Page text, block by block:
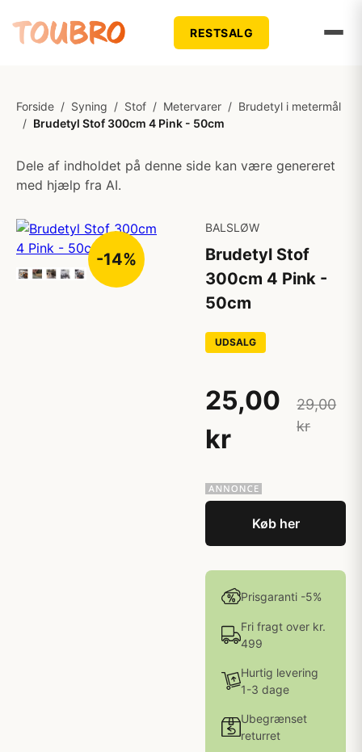
RESTSALG
Forside / Syning / Stof / Metervarer / Brudetyl i metermål
/ Brudetyl Stof 300cm 4 Pink - 50cm
Dele af indholdet på denne side kan være genereret
med hjælp fra AI.
-14%
BALSLØW
Brudetyl Stof
300cm 4 Pink -
50cm
UDSALG
25,00
kr
29,00
kr
Køb her
Prisgaranti -5%
Fri fragt over kr.
499
Hurtig levering
1-3 dage
Ubegrænset
returret